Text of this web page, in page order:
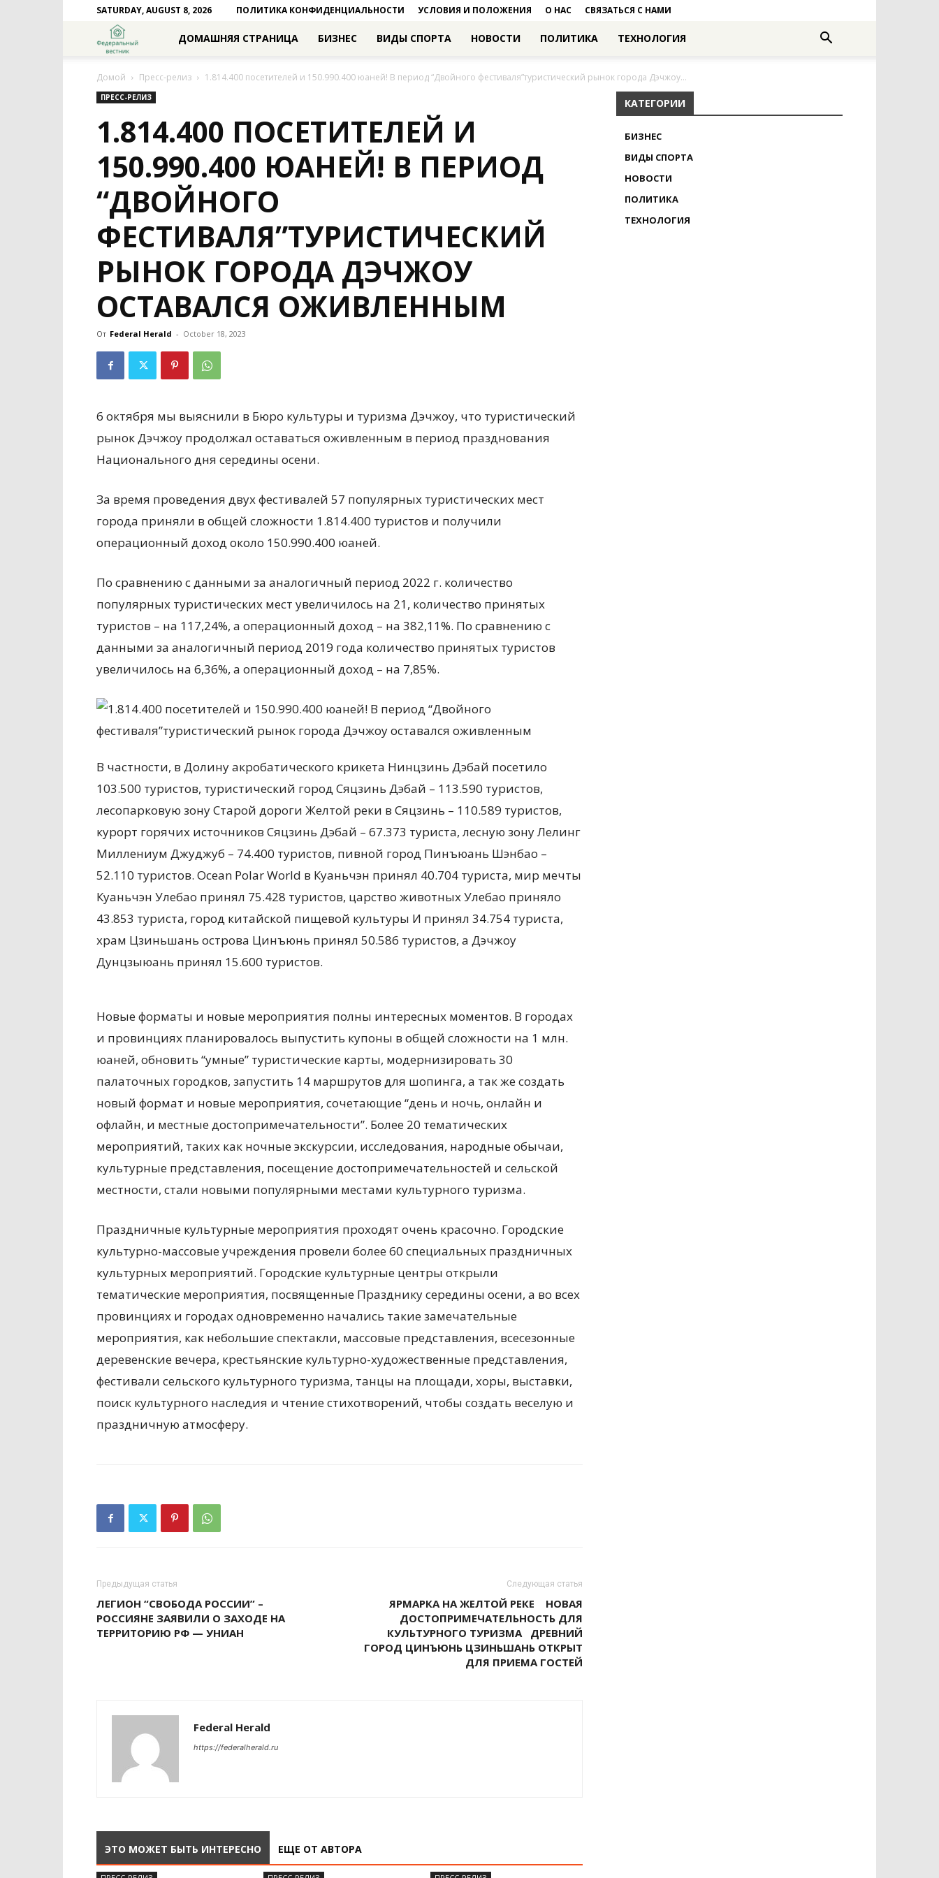
SATURDAY, AUGUST 8, 2026 ПОЛИТИКА КОНФИДЕНЦИАЛЬНОСТИ УСЛОВИЯ И ПОЛОЖЕНИЯ О НАС СВЯЗАТЬСЯ С НАМИ
Федеральный
вестник
ДОМАШНЯЯ СТРАНИЦА БИЗНЕС ВИДЫ СПОРТА НОВОСТИ ПОЛИТИКА ТЕХНОЛОГИЯ
Домой Пресс-релиз 1.814.400 посетителей и 150.990.400 юаней! В период “Двойного фестиваля”туристический рынок города Дэчжоу...
ПРЕСС-РЕЛИЗ
1.814.400 ПОСЕТИТЕЛЕЙ И
150.990.400 ЮАНЕЙ! В ПЕРИОД
“ДВОЙНОГО
ФЕСТИВАЛЯ”ТУРИСТИЧЕСКИЙ
РЫНОК ГОРОДА ДЭЧЖОУ
ОСТАВАЛСЯ ОЖИВЛЕННЫМ
От Federal Herald - October 18, 2023
6 октября мы выяснили в Бюро культуры и туризма Дэчжоу, что туристический
рынок Дэчжоу продолжал оставаться оживленным в период празднования
Национального дня середины осени.
За время проведения двух фестивалей 57 популярных туристических мест
города приняли в общей сложности 1.814.400 туристов и получили
операционный доход около 150.990.400 юаней.
По сравнению с данными за аналогичный период 2022 г. количество
популярных туристических мест увеличилось на 21, количество принятых
туристов – на 117,24%, а операционный доход – на 382,11%. По сравнению с
данными за аналогичный период 2019 года количество принятых туристов
увеличилось на 6,36%, а операционный доход – на 7,85%.
В частности, в Долину акробатического крикета Нинцзинь Дэбай посетило
103.500 туристов, туристический город Сяцзинь Дэбай – 113.590 туристов,
лесопарковую зону Старой дороги Желтой реки в Сяцзинь – 110.589 туристов,
курорт горячих источников Сяцзинь Дэбай – 67.373 туриста, лесную зону Лелинг
Миллениум Джуджуб – 74.400 туристов, пивной город Пинъюань Шэнбао –
52.110 туристов. Ocean Polar World в Куаньчэн принял 40.704 туриста, мир мечты
Куаньчэн Улебао принял 75.428 туристов, царство животных Улебао приняло
43.853 туриста, город китайской пищевой культуры И принял 34.754 туриста,
храм Цзиньшань острова Цинъюнь принял 50.586 туристов, а Дэчжоу
Дунцзыюань принял 15.600 туристов.
Новые форматы и новые мероприятия полны интересных моментов. В городах
и провинциях планировалось выпустить купоны в общей сложности на 1 млн.
юаней, обновить “умные” туристические карты, модернизировать 30
палаточных городков, запустить 14 маршрутов для шопинга, а так же создать
новый формат и новые мероприятия, сочетающие “день и ночь, онлайн и
офлайн, и местные достопримечательности”. Более 20 тематических
мероприятий, таких как ночные экскурсии, исследования, народные обычаи,
культурные представления, посещение достопримечательностей и сельской
местности, стали новыми популярными местами культурного туризма.
Праздничные культурные мероприятия проходят очень красочно. Городские
культурно-массовые учреждения провели более 60 специальных праздничных
культурных мероприятий. Городские культурные центры открыли
тематические мероприятия, посвященные Празднику середины осени, а во всех
провинциях и городах одновременно начались такие замечательные
мероприятия, как небольшие спектакли, массовые представления, всесезонные
деревенские вечера, крестьянские культурно-художественные представления,
фестивали сельского культурного туризма, танцы на площади, хоры, выставки,
поиск культурного наследия и чтение стихотворений, чтобы создать веселую и
праздничную атмосферу.
Предыдущая статья
ЛЕГИОН “СВОБОДА РОССИИ” –
РОССИЯНЕ ЗАЯВИЛИ О ЗАХОДЕ НА
ТЕРРИТОРИЮ РФ — УНИАН
Следующая статья
ЯРМАРКА НА ЖЕЛТОЙ РЕКЕ НОВАЯ
ДОСТОПРИМЕЧАТЕЛЬНОСТЬ ДЛЯ
КУЛЬТУРНОГО ТУРИЗМА ДРЕВНИЙ
ГОРОД ЦИНЪЮНЬ ЦЗИНЬШАНЬ ОТКРЫТ
ДЛЯ ПРИЕМА ГОСТЕЙ
Federal Herald
https://federalherald.ru
ЭТО МОЖЕТ БЫТЬ ИНТЕРЕСНО ЕЩЕ ОТ АВТОРА
КАТЕГОРИИ
БИЗНЕС
ВИДЫ СПОРТА
НОВОСТИ
ПОЛИТИКА
ТЕХНОЛОГИЯ